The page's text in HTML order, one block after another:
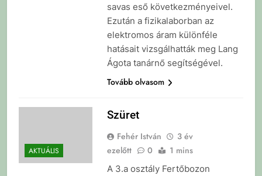
savas eső következményeivel.
Ezután a fizikalaborban az
elektromos áram különféle
hatásait vizsgálhatták meg Lang
Ágota tanárnő segítségével.
Tovább olvasom
AKTUÁLIS
Szüret
Fehér István
3 év
ezelőtt
0 1 mins
A 3.a osztály Fertőbozon